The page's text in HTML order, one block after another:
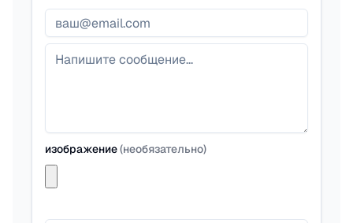
изображение(необязательно)